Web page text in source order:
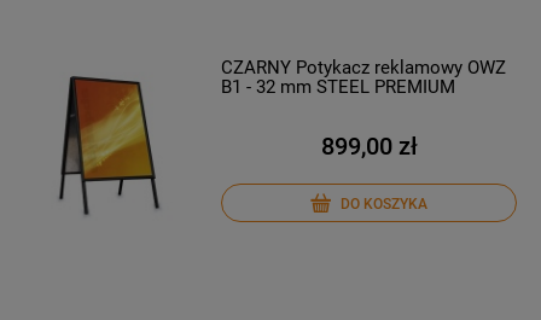
CZARNY Potykacz reklamowy OWZ
B1 - 32 mm STEEL PREMIUM
899,00 zł
DO KOSZYKA